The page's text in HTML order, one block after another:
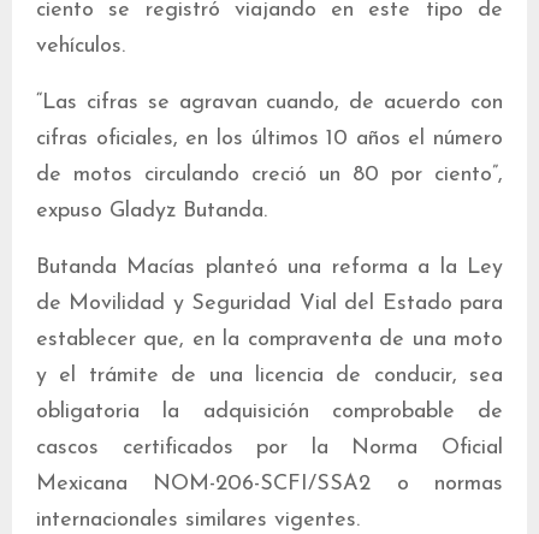
ciento se registró viajando en este tipo de
vehículos.
“Las cifras se agravan cuando, de acuerdo con
cifras oficiales, en los últimos 10 años el número
de motos circulando creció un 80 por ciento”,
expuso Gladyz Butanda.
Butanda Macías planteó una reforma a la Ley
de Movilidad y Seguridad Vial del Estado para
establecer que, en la compraventa de una moto
y el trámite de una licencia de conducir, sea
obligatoria la adquisición comprobable de
cascos certificados por la Norma Oficial
Mexicana NOM-206-SCFI/SSA2 o normas
internacionales similares vigentes.